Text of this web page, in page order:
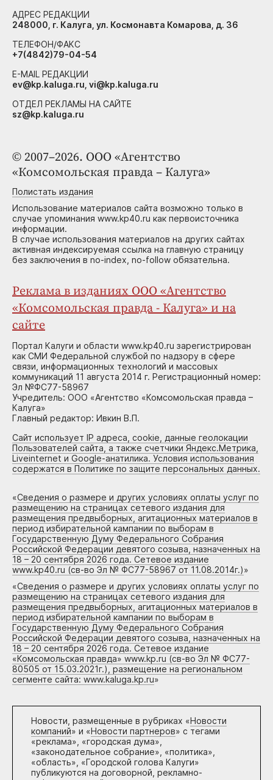
© 2007–2026. ООО «Агентство
«Комсомольская правда – Калуга»
Полистать издания
Использование материалов сайта возможно только в
случае упоминания www.kp40.ru как первоисточника
информации.
В случае использования материалов на других сайтах
активная индексируемая ссылка на главную страницу
без заключения в no-index, no-follow обязательна.
Реклама в изданиях ООО «Агентство
«Комсомольская правда - Калуга» и на
сайте
Портал Калуги и области www.kp40.ru зарегистрирован
как СМИ Федеральной службой по надзору в сфере
связи, информационных технологий и массовых
коммуникаций 11 августа 2014 г. Регистрационный номер:
Эл №ФС77-58967
Учредитель: ООО «Агентство «Комсомольская правда –
Калуга»
Главный редактор: Ивкин В.П.
Сайт использует IP адреса, cookie, данные геолокации
Пользователей сайта, а также счетчики Яндекс.Метрика,
Liveinternet и Google-анатилика. Условия использования
содержатся в Политике по защите персональных данных.
«Сведения о размере и других условиях оплаты услуг по
размещению на страницах сетевого издания для
размещения предвыборных, агитационных материалов в
период избирательной кампании по выборам в
Государственную Думу Федерального Собрания
Российской Федерации девятого созыва, назначенных на
18 – 20 сентября 2026 года. Сетевое издание
www.kp40.ru (св-во Эл № ФС77-58967 от 11.08.2014г.)»
«Сведения о размере и других условиях оплаты услуг по
размещению на страницах сетевого издания для
размещения предвыборных, агитационных материалов в
период избирательной кампании по выборам в
Государственную Думу Федерального Собрания
Российской Федерации девятого созыва, назначенных на
18 – 20 сентября 2026 года. Сетевое издание
«Комсомольская правда» www.kp.ru (св-во Эл № ФС77-
80505 от 15.03.2021г.), размещение на региональном
сегменте сайта: www.kaluga.kp.ru»
Новости, размещенные в рубриках «Новости
компаний» и «Новости партнеров» с тегами
«реклама», «городская дума»,
«законодательное собрание», «политика»,
«область», «Городской голова Калуги»
публикуются на договорной, рекламно-
АДРЕС РЕДАКЦИИ
248000, г. Калуга, ул. Космонавта Комарова, д. 36
ТЕЛЕФОН/ФАКС
+7(4842)79-04-54
E-MAIL РЕДАКЦИИ
ev@kp.kaluga.ru, vi@kp.kaluga.ru
ОТДЕЛ РЕКЛАМЫ НА САЙТЕ
sz@kp.kaluga.ru